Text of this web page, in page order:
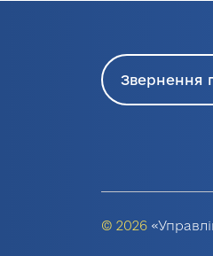
Звернення
© 2026